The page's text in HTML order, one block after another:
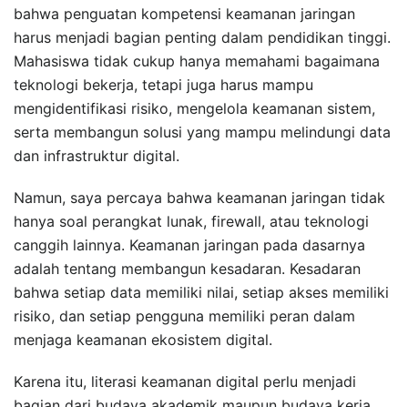
bahwa penguatan kompetensi keamanan jaringan
harus menjadi bagian penting dalam pendidikan tinggi.
Mahasiswa tidak cukup hanya memahami bagaimana
teknologi bekerja, tetapi juga harus mampu
mengidentifikasi risiko, mengelola keamanan sistem,
serta membangun solusi yang mampu melindungi data
dan infrastruktur digital.
Namun, saya percaya bahwa keamanan jaringan tidak
hanya soal perangkat lunak, firewall, atau teknologi
canggih lainnya. Keamanan jaringan pada dasarnya
adalah tentang membangun kesadaran. Kesadaran
bahwa setiap data memiliki nilai, setiap akses memiliki
risiko, dan setiap pengguna memiliki peran dalam
menjaga keamanan ekosistem digital.
Karena itu, literasi keamanan digital perlu menjadi